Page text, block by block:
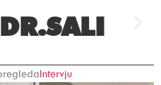
Intervju